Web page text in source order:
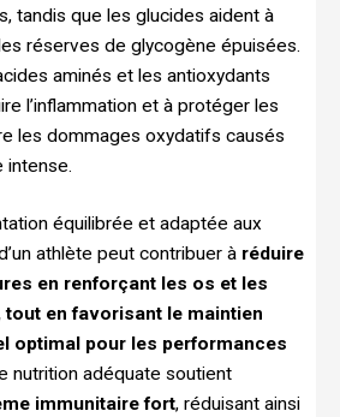
tandis que les glucides aident à
réserves de glycogène épuisées.
aminés et les antioxydants
l’inflammation et à protéger les
les dommages oxydatifs causés
intense.
équilibrée et adaptée aux
athlète peut contribuer à réduire
en renforçant les os et les
en favorisant le maintien
optimal pour les performances
nutrition adéquate soutient
immunitaire fort, réduisant ainsi